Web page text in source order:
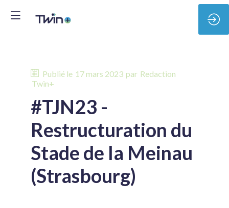
Publié le 17 mars 2023 par Redaction
Twin+
#TJN23 -
Restructuration du
Stade de la Meinau
(Strasbourg)